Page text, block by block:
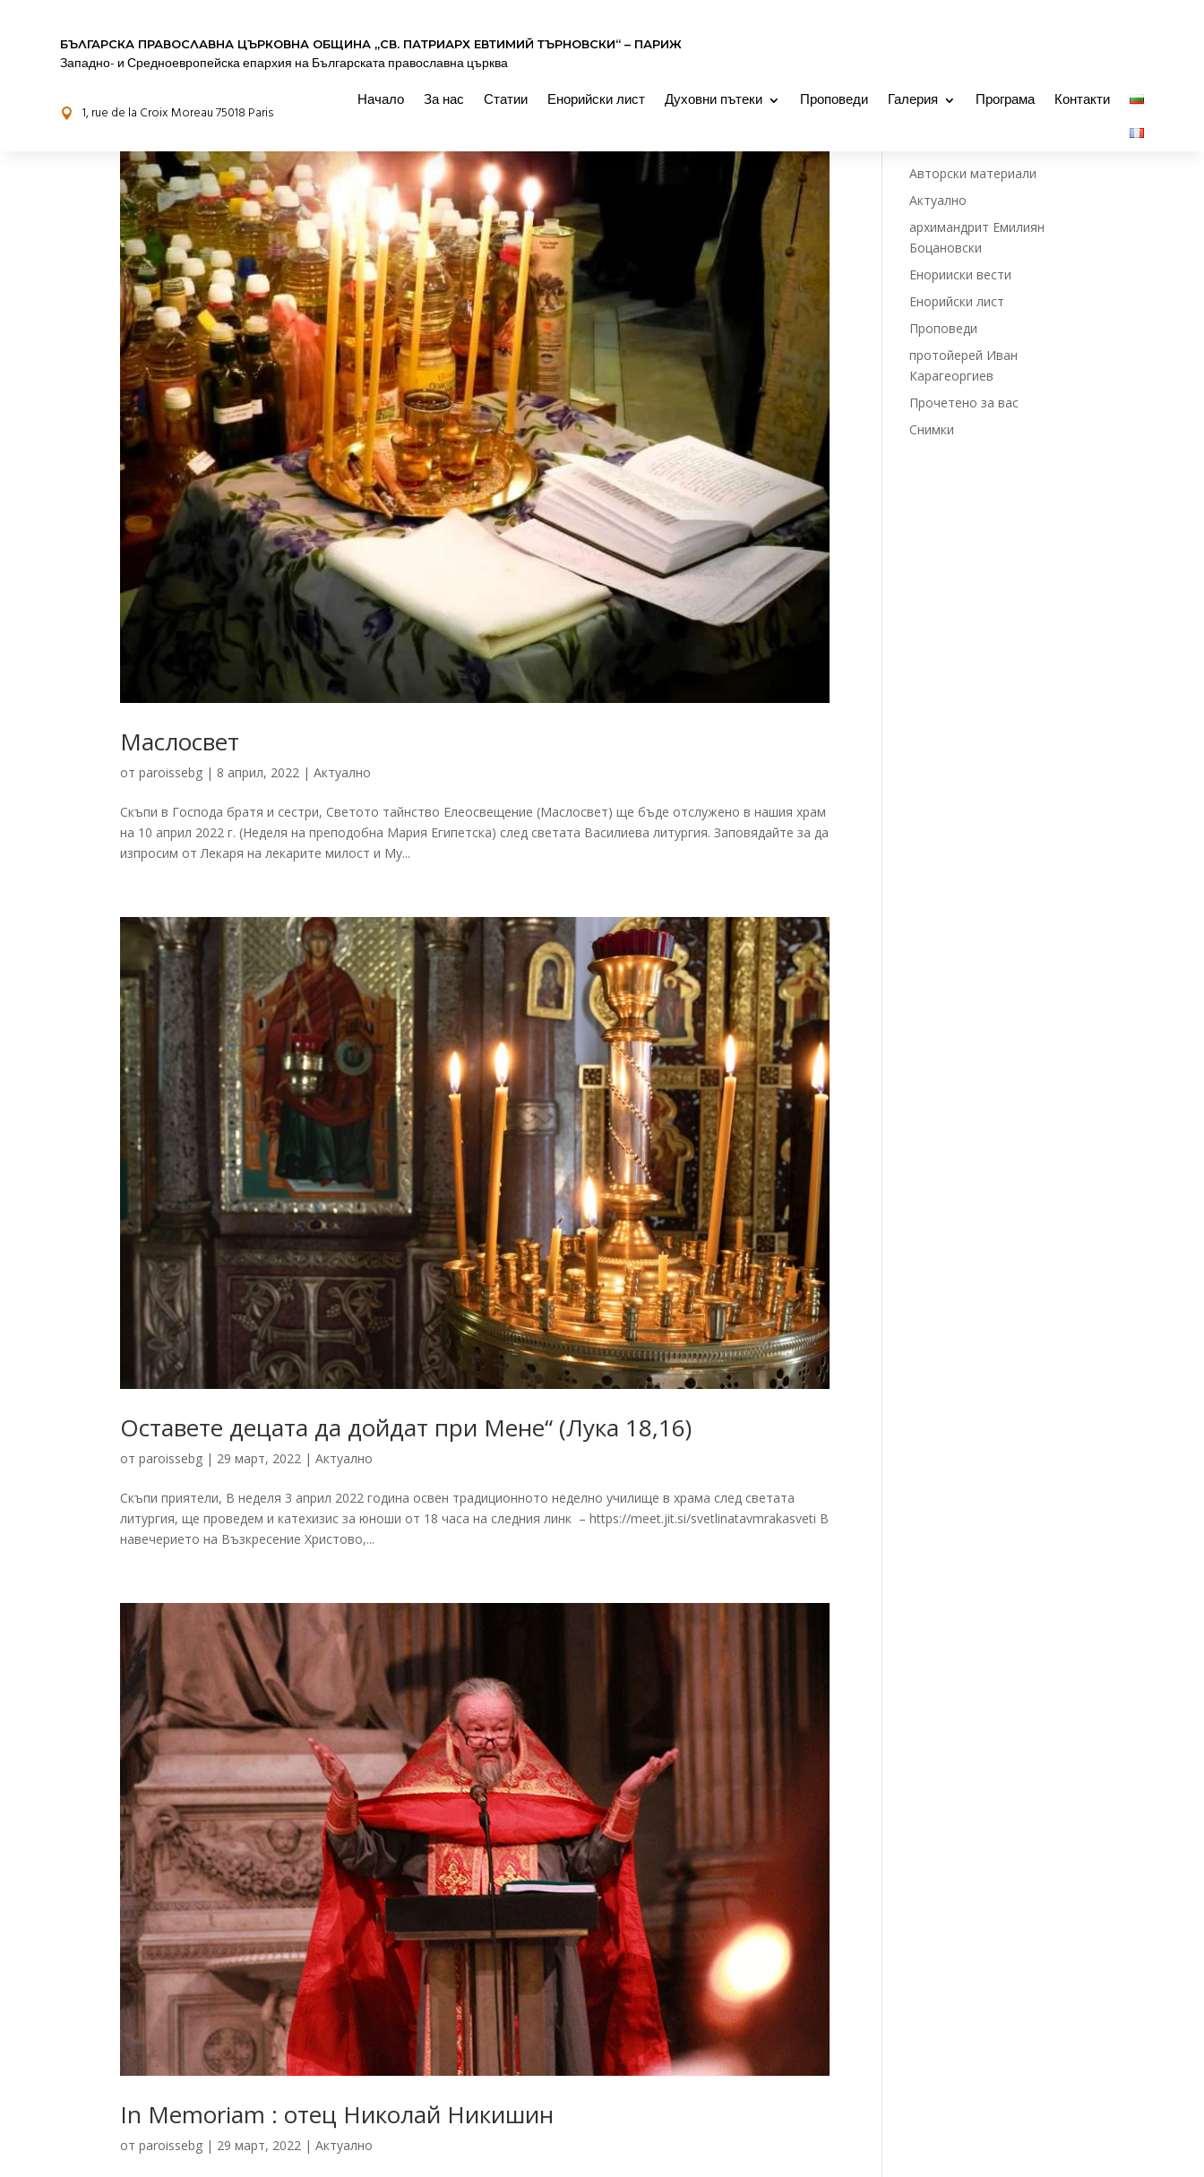
БЪЛГАРСКА ПРАВОСЛАВНА ЦЪРКОВНА OБЩИНА „СВ. ПАТРИАРХ ЕВТИМИЙ ТЪРНОВСКИ“ – ПАРИЖ
Западно- и Средноевропейска епархия на Българската православна църква
 1, rue de la Croix Moreau 75018 Paris
Начало За нас Статии Енорийски лист Духовни пътеки Проповеди Галерия Програма Контакти
Маслосвет
отparoissebg | 8 април, 2022 |Актуално
Скъпи в Господа братя и сестри, Светото тайнство Елеосвещение (Маслосвет) ще бъде отслужено в нашия храм
на 10 април 2022 г. (Неделя на преподобна Мария Египетска) след светата Василиева литургия. Заповядайте за да
изпросим от Лекаря на лекарите милост и Му...
Оставете децата да дойдат при Мене“ (Лука 18,16)
отparoissebg | 29 март, 2022 |Актуално
Скъпи приятели, В неделя 3 април 2022 година освен традиционното неделно училище в храма след светата
литургия, ще проведем и катехизис за юноши от 18 часа на следния линк – https://meet.jit.si/svetlinatavmrakasveti В
навечерието на Възкресение Христово,...
In Memoriam : отец Николай Никишин
отparoissebg | 29 март, 2022 |Актуално
Авторски материали
Актуално
архимандрит Емилиян
Боцановски
Енорииски вести
Енорийски лист
Проповеди
протойерей Иван
Карагеоргиев
Прочетено за вас
Снимки